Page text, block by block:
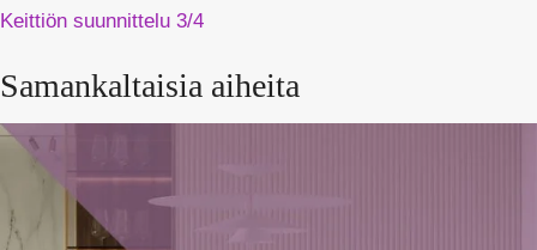
Keittiön suunnittelu 3/4
Samankaltaisia aiheita